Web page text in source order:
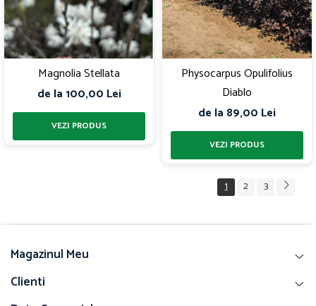
Magnolia Stellata
de la 100,00 Lei
Physocarpus Opulifolius
Diablo
de la 89,00 Lei
1 2 3
Magazinul Meu
Clienti